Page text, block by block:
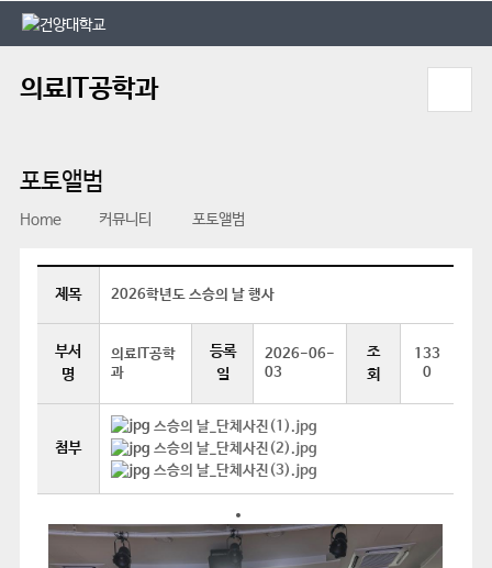
본문 바로가기
대메뉴 바로가기
의료IT공학과
포토앨범
Home 커뮤니티 포토앨범
제목 2026학년도 스승의 날 행사
부서
명
의료IT공학
과
등록
일
2026-06-
03
조
회
133
0
첨부
스승의 날_단체사진(1).jpg
스승의 날_단체사진(2).jpg
스승의 날_단체사진(3).jpg